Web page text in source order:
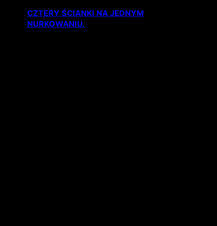
CZTERY ŚCIANKI NA JEDNYM
NURKOWANIU.